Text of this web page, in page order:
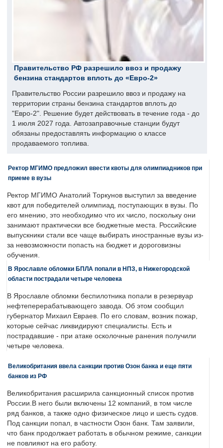
Правительство РФ разрешило ввоз и продажу
бензина стандартов вплоть до «Евро-2»
Правительство России разрешило ввоз и продажу на
территории страны бензина стандартов вплоть до
"Евро-2". Решение будет действовать в течение года - до
1 июля 2027 года. Автозаправочные станции будут
обязаны предоставлять информацию о классе
продаваемого топлива.
Ректор МГИМО предложил ввести квоты для олимпиадников при
приеме в вузы
Ректор МГИМО Анатолий Торкунов выступил за введение
квот для победителей олимпиад, поступающих в вузы. По
его мнению, это необходимо что их число, поскольку они
занимают практически все бюджетные места. Российские
выпускники стали все чаще выбирать иностранные вузы из-
за невозможности попасть на бюджет и дороговизны
обучения.
В Ярославле обломки БПЛА попали в НПЗ, в Нижегородской
области пострадали четыре человека
В Ярославле обломки беспилотника попали в резервуар
нефтеперерабатывающего завода. Об этом сообщил
губернатор Михаил Евраев. По его словам, возник пожар,
которые сейчас ликвидируют специалисты. Есть и
пострадавшие - при атаке осколочные ранения получили
четыре человека.
Великобритания ввела санкции против Озон банка и еще пяти
банков из РФ
Великобритания расширила санкционный список против
России.В него были включены 12 компаний, в том числе
ряд банков, а также одно физическое лицо и шесть судов.
Под санкции попал, в частности Озон банк. Там заявили,
что банк продолжает работать в обычном режиме, санкции
не повлияют на его работу.